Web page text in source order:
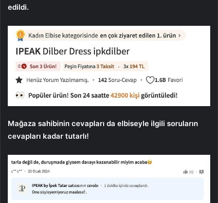
edildi.
Mağaza sahibinin cevapları da elbiseyle ilgili soruların
cevapları kadar tutarlı!